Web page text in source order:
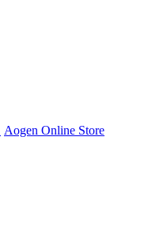
Aogen Online Store